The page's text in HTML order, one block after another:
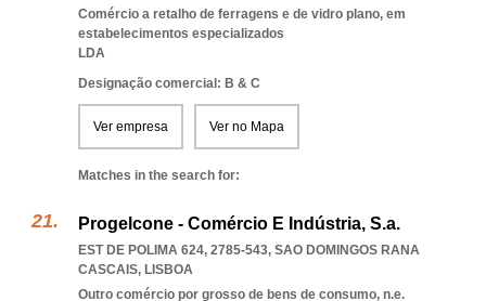
Comércio a retalho de ferragens e de vidro plano, em
estabelecimentos especializados
LDA
Designação comercial: B & C
Ver empresa Ver no Mapa
Matches in the search for:
Progelcone - Comércio E Indústria, S.a.
EST DE POLIMA 624, 2785-543, SAO DOMINGOS RANA
CASCAIS, LISBOA
Outro comércio por grosso de bens de consumo, n.e.